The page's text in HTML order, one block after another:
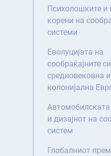
Психолошките и
корени на
системи
Еволуцијата на
сообраќајните
средновековна и
колонијална
Автомобилската
и дизајнот на
систем
Глобалниот